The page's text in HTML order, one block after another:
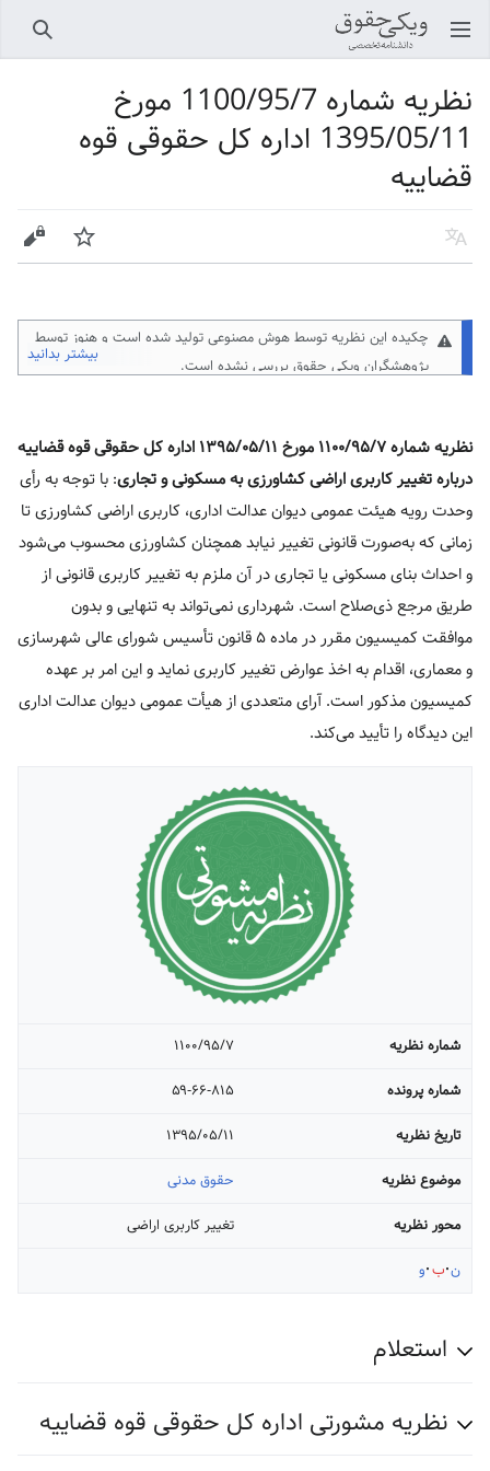
باز کردن منو اصلی جستجو
نظریه شماره 1100/95/7 مورخ
1395/05/11 اداره کل حقوقی قوه
قضاییه
زبان پیگیری ویرایش
بیشتر بدانید
چکیده این نظریه توسط هوش مصنوعی تولید شده است و هنوز توسط
پژوهشگران ویکی حقوقبررسی نشده است.
نظریه شماره ۱۱۰۰/۹۵/۷ مورخ ۱۳۹۵/۰۵/۱۱ اداره کل حقوقی قوه قضاییه
درباره تغییر کاربری اراضی کشاورزی به مسکونی و تجاری: با توجه به رأی
وحدت رویه هیئت عمومی دیوان عدالت اداری، کاربری اراضی کشاورزی تا
زمانی که به‌صورت قانونی تغییر نیابد همچنان کشاورزی محسوب می‌شود
و احداث بنای مسکونی یا تجاری در آن ملزم به تغییر کاربری قانونی از
طریق مرجع ذی‌صلاح است. شهرداری نمی‌تواند به تنهایی و بدون
موافقت کمیسیون مقرر در ماده ۵ قانون تأسیس شورای عالی شهرسازی
و معماری، اقدام به اخذ عوارض تغییر کاربری نماید و این امر بر عهده
کمیسیون مذکور است. آرای متعددی از هیأت عمومی دیوان عدالت اداری
این دیدگاه را تأیید می‌کند.
شماره نظریه
۱۱۰۰/۹۵/۷
شماره پرونده
۵۹-۶۶-۸۱۵
تاریخ نظریه
۱۳۹۵/۰۵/۱۱
موضوع نظریه
حقوق مدنی
محور نظریه
تغییر کاربری اراضی
ن ب و
استعلام
نظریه مشورتی اداره کل حقوقی قوه قضاییه